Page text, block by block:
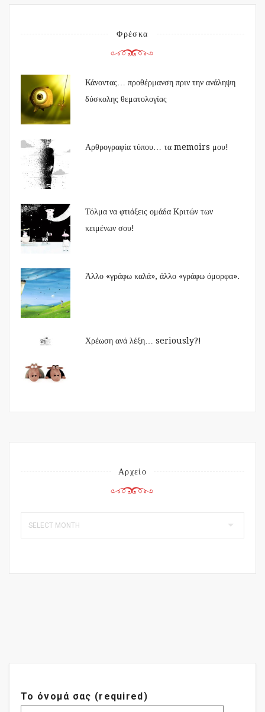
Φρέσκα
Κάνοντας… προθέρμανση πριν την ανάληψη
δύσκολης θεματολογίας
Αρθρογραφία τύπου… τα memoirs μου!
Τόλμα να φτιάξεις ομάδα Kριτών των
κειμένων σου!
Άλλο «γράφω καλά», άλλο «γράφω όμορφα».
Χρέωση ανά λέξη… seriously?!
Αρχείο
Το όνομά σας (required)